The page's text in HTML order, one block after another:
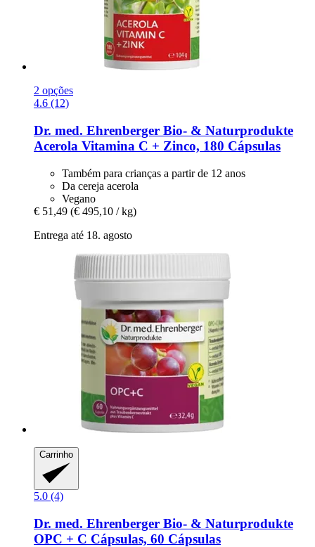
2 opções
4.6 (12)
Dr. med. Ehrenberger Bio- & Naturprodukte
Acerola Vitamina C + Zinco, 180 Cápsulas
Também para crianças a partir de 12 anos
Da cereja acerola
Vegano
€ 51,49 (€ 495,10 / kg)
Entrega até 18. agosto
Carrinho
5.0 (4)
Dr. med. Ehrenberger Bio- & Naturprodukte
OPC + C Cápsulas, 60 Cápsulas